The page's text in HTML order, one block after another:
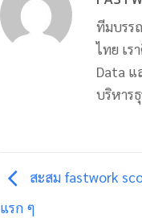
ทีมบรร
ไทย เร
Data แ
บริหาร
สะสม fastwork
แรก ๆ